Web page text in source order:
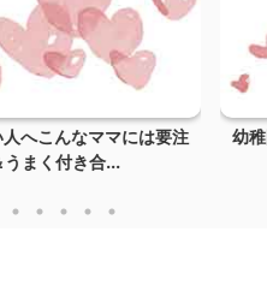
んなママには要注
付き合...
幼稚園